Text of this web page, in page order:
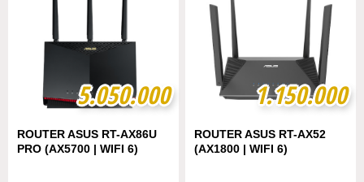
5.050.000
5.050.000
ROUTER ASUS RT-AX86U
PRO (AX5700 | WIFI 6)
1.150.000
1.150.000
ROUTER ASUS RT-AX52
(AX1800 | WIFI 6)